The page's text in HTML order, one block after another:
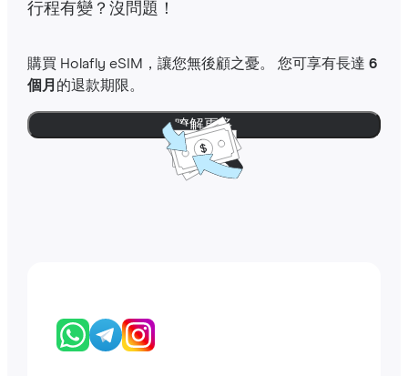
行程有變？沒問題！
購買 Holafly eSIM，讓您無後顧之憂。 您可享有長達 6
個月 的退款期限。
瞭解更多